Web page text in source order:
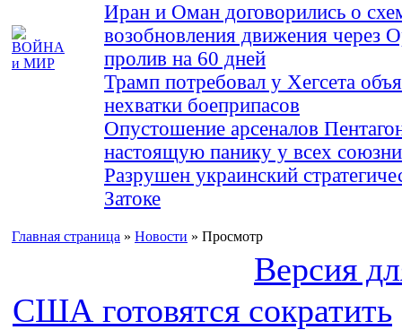
Иран и Оман договорились о
возобновления движения через
пролив на 60 дней
Трамп потребовал у Хегсета
нехватки боеприпасов
Опустошение арсеналов
настоящую панику у всех
Разрушен украинский
Затоке
Главная страница » Новости » Просмотр
Версия
США готовятся сократить